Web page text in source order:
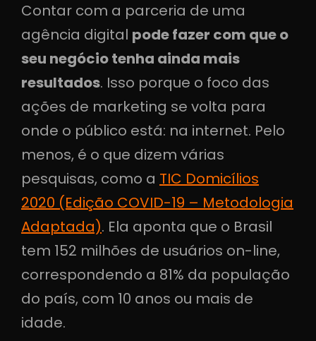
Contar com a parceria de uma
agência digital pode fazer com que o
seu negócio tenha ainda mais
resultados. Isso porque o foco das
ações de marketing se volta para
onde o público está: na internet. Pelo
menos, é o que dizem várias
pesquisas, como a TIC Domicílios
2020 (Edição COVID-19 – Metodologia
Adaptada). Ela aponta que o Brasil
tem 152 milhões de usuários on-line,
correspondendo a 81% da população
do país, com 10 anos ou mais de
idade.